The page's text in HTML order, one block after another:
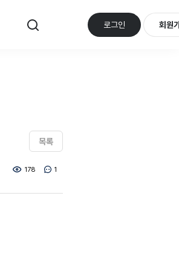
로그인 회원
목록
178 1